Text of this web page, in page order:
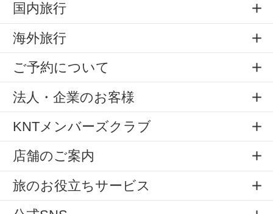
国内旅行
海外旅行
ご予約について
法人・企業のお客様
KNTメンバーズクラブ
店舗のご案内
旅のお役立ちサービス